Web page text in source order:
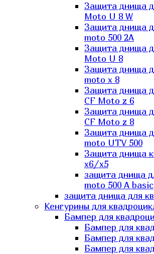
Защита днища
Moto U 8 W
Защита днища
moto 500 2A
Защита днища
Moto U 8
Защита днища
moto x 8
Защита днища
CF Moto z 6
Защита днища
CF Moto z 8
Защита днища
moto UTV 500
Защита днища
x6/x5
защита днища
moto 500 A basic
защита днища для
Кенгурины для
Бампер для
Бампер для
Бампер для
Бампер для